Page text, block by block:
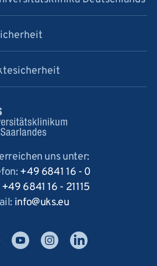
uns unter:
+49 6841 16 - 0
+49 6841 16 - 21115
info ukseu